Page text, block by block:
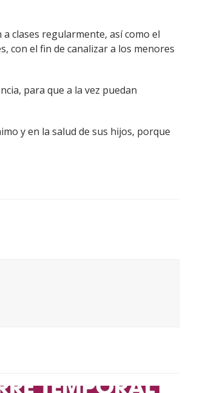
clases regularmente, así como el
con el fin de canalizar a los menores
para que a la vez puedan
y en la salud de sus hijos, porque